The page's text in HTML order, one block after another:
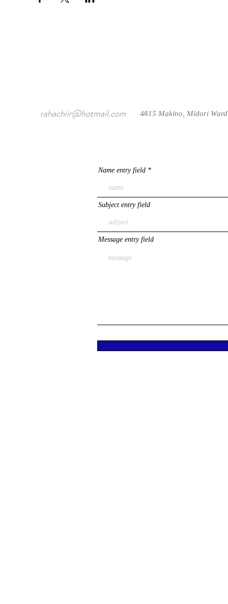
rahachiir@hotmail.com /
4415 Makino, Midori
Name entry field
Subject entry field
Message entry field